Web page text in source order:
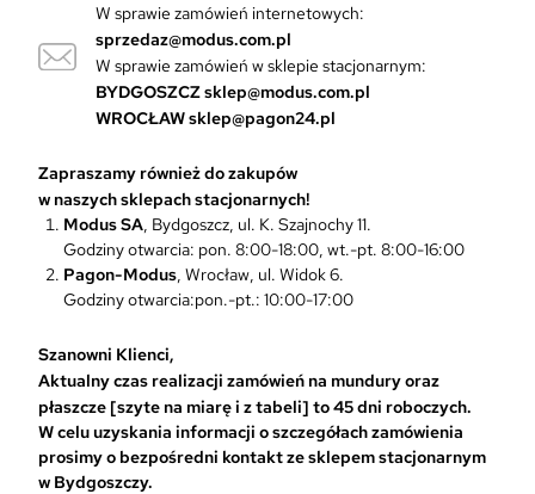
O
p
c
j
e
o
ż
n
a
w
y
a
ć
n
a
W sprawie zamówień internetowych:
sprzedaz@modus.com.pl
W sprawie zamówień w sklepie stacjonarnym:
BYDGOSZCZsklep@modus.com.pl
WROCŁAWsklep@pagon24.pl
Zapraszamy również do zakupów
w naszych sklepach stacjonarnych!
Modus SA, Bydgoszcz, ul. K. Szajnochy 11.
Godziny otwarcia: pon. 8:00-18:00, wt.-pt. 8:00-16:00
Pagon-Modus, Wrocław, ul. Widok 6.
Godziny otwarcia:pon.-pt.: 10:00-17:00
Szanowni Klienci,
Aktualny czas realizacji zamówień na mundury oraz
płaszcze [szyte na miarę i z tabeli] to 45 dni roboczych.
W celu uzyskania informacji o szczegółach zamówienia
prosimy o bezpośredni kontakt ze sklepem stacjonarnym
w Bydgoszczy.